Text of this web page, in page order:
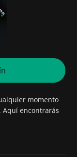
momento
encontrarás